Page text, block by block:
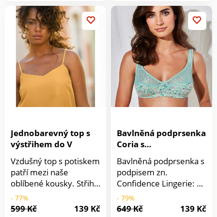
Rozšířený, zakulacený
spodní lem. Potisk.
prostředí
doporučujeme prát na
30 °C a sušit volně na
vzduchu.
Jednobarevný top s
výstřihem do V
Vzdušný top s potiskem
patří mezi naše
oblíbené kousky. Střih
snadný na údržbu a
kombinování. Vpředu
- 77%
599 Kč
139 Kč
Bavlněná podprsenka
Coria s
minimalistickým
vzorem, bez kostic
Bavlněná podprsenka s
podpisem zn.
Confidence Lingerie: s
barevným potiskem a
krásnou grafickou
- 79%
649 Kč
139 Kč